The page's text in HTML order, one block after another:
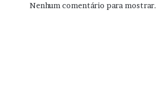
Nenhum comentário para mostrar.